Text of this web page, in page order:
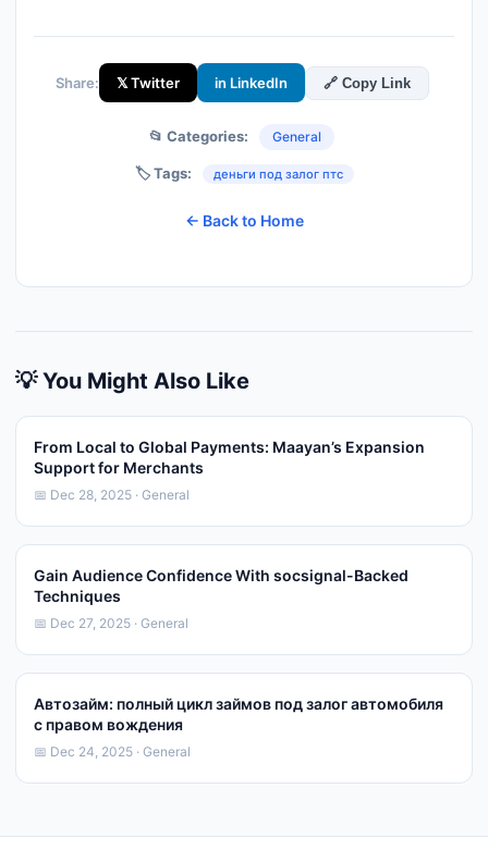
Share: 𝕏 Twitter in LinkedIn 🔗 Copy Link
📂 Categories: General
🏷️ Tags: деньги под залог птс
← Back to Home
💡 You Might Also Like
From Local to Global Payments: Maayan’s Expansion
Support for Merchants
📅 Dec 28, 2025 · General
Gain Audience Confidence With socsignal-Backed
Techniques
📅 Dec 27, 2025 · General
Автозайм: полный цикл займов под залог автомобиля
с правом вождения
📅 Dec 24, 2025 · General